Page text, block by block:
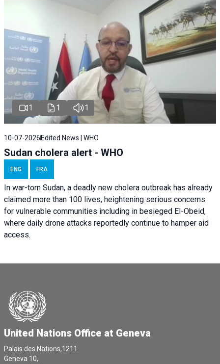
1 1 1
10-07-2026 Edited News | WHO
Sudan cholera alert - WHO
ENG FRA
In war-torn Sudan, a deadly new cholera outbreak has already
claimed more than 100 lives, heightening serious concerns
for vulnerable communities including in besieged El-Obeid,
where daily drone attacks reportedly continue to hamper aid
access.
United Nations Office at Geneva
Palais des Nations,1211
Geneva 10,